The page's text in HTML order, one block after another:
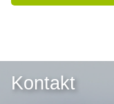
Kontakt